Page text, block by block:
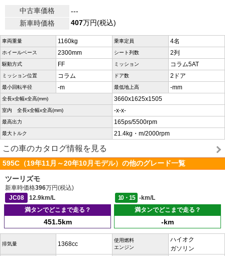
中古車価格
---
新車時価格
407万円(税込)
車両重量 1160kg 乗車定員 4名
ホイールベース 2300mm シート列数 2列
駆動方式 FF ミッション コラム5AT
ミッション位置 コラム ドア数 2ドア
最小回転半径 -m 最低地上高 -mm
全長x全幅x全高(mm) 3660x1625x1505
室内 全長x全幅x全高(mm) -x-x-
最高出力 165ps/5500rpm
最大トルク 21.4kg・m/2000rpm
この車のカタログ情報を見る
595C（19年11月～20年10月モデル）の他のグレード一覧
ツーリズモ
新車時価格396万円(税込)
JC08
12.9km/L 10・15
-km/L
満タンでどこまで走る？
451.5km
満タンでどこまで走る？
-km
排気量 1368cc
使用燃料
エンジン
ハイオク
ガソリン